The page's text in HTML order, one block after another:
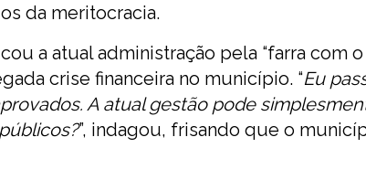
da meritocracia.
a atual administração pela “farra
crise financeira no município. “Eu
A atual gestão pode
”, indagou, frisando que o